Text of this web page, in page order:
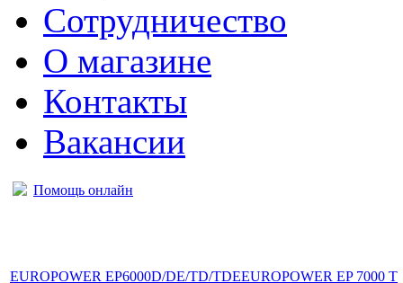
Сотрудничество
О магазине
Контакты
Вакансии
Помощь онлайн
EUROPOWER EP6000D/DE/TD/TDEEUROPOWER EP 7000 T